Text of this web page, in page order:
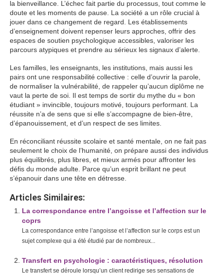
la bienveillance. L’échec fait partie du processus, tout comme le
doute et les moments de pause. La société a un rôle crucial à
jouer dans ce changement de regard. Les établissements
d’enseignement doivent repenser leurs approches, offrir des
espaces de soutien psychologique accessibles, valoriser les
parcours atypiques et prendre au sérieux les signaux d’alerte.
Les familles, les enseignants, les institutions, mais aussi les
pairs ont une responsabilité collective : celle d’ouvrir la parole,
de normaliser la vulnérabilité, de rappeler qu’aucun diplôme ne
vaut la perte de soi. Il est temps de sortir du mythe du « bon
étudiant » invincible, toujours motivé, toujours performant. La
réussite n’a de sens que si elle s’accompagne de bien-être,
d’épanouissement, et d’un respect de ses limites.
En réconciliant réussite scolaire et santé mentale, on ne fait pas
seulement le choix de l’humanité, on prépare aussi des individus
plus équilibrés, plus libres, et mieux armés pour affronter les
défis du monde adulte. Parce qu’un esprit brillant ne peut
s’épanouir dans une tête en détresse.
Articles Similaires:
La correspondance entre l’angoisse et l’affection sur le
coprs
La correspondance entre l’angoisse et l’affection sur le corps est un
sujet complexe qui a été étudié par de nombreux...
Transfert en psychologie : caractéristiques, résolution
Le transfert se déroule lorsqu’un client redirige ses sensations de